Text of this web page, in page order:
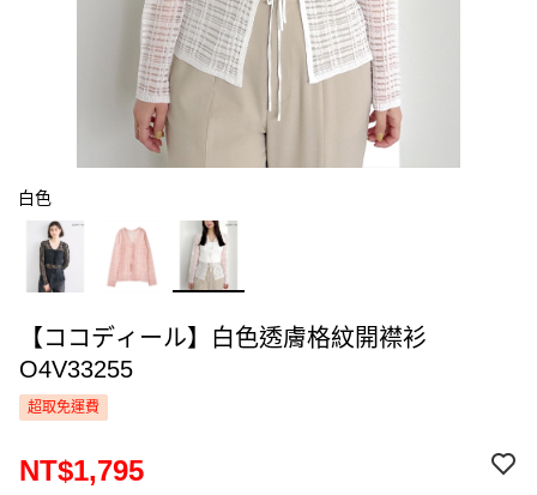
白色
【ココディール】白色透膚格紋開襟衫
O4V33255
超取免運費
NT$1,795